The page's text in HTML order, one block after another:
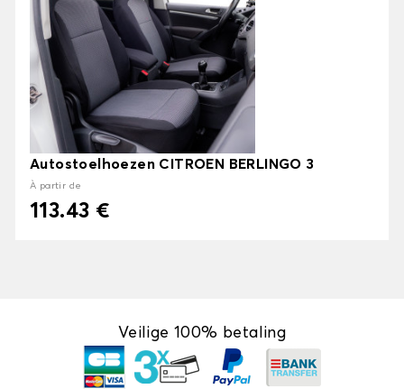
Autostoelhoezen CITROEN BERLINGO 3
À partir de
113.43 €
Veilige 100% betaling